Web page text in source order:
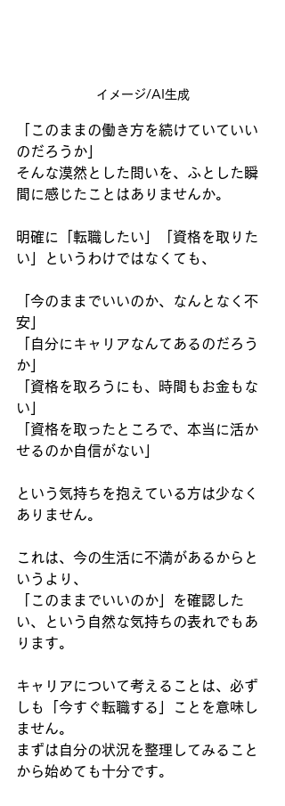
イメージ/AI生成
「このままの働き方を続けていていい
のだろうか」
そんな漠然とした問いを、ふとした瞬
間に感じたことはありませんか。
明確に「転職したい」「資格を取りた
い」というわけではなくても、
「今のままでいいのか、なんとなく不
安」
「自分にキャリアなんてあるのだろう
か」
「資格を取ろうにも、時間もお金もな
い」
「資格を取ったところで、本当に活か
せるのか自信がない」
という気持ちを抱えている方は少なく
ありません。
これは、今の生活に不満があるからと
いうより、
「このままでいいのか」を確認した
い、という自然な気持ちの表れでもあ
ります。
キャリアについて考えることは、必ず
しも「今すぐ転職する」ことを意味し
ません。
まずは自分の状況を整理してみること
から始めても十分です。